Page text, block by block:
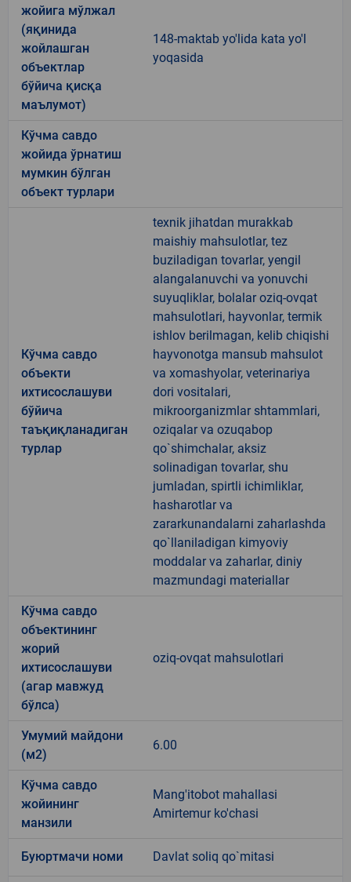
жойига мўлжал
(яқинида
жойлашган
объектлар
бўйича қисқа
маълумот)
148-maktab yo'lida kata yo'l
yoqasida
Кўчма савдо
жойида ўрнатиш
мумкин бўлган
объект турлари
Кўчма савдо
объекти
ихтисослашуви
бўйича
таъқиқланадиган
турлар
texnik jihatdan murakkab
maishiy mahsulotlar, tez
buziladigan tovarlar, yengil
alangalanuvchi va yonuvchi
suyuqliklar, bolalar oziq-ovqat
mahsulotlari, hayvonlar, termik
ishlov berilmagan, kelib chiqishi
hayvonotga mansub mahsulot
va xomashyolar, veterinariya
dori vositalari,
mikroorganizmlar shtammlari,
oziqalar va ozuqabop
qo`shimchalar, aksiz
solinadigan tovarlar, shu
jumladan, spirtli ichimliklar,
hasharotlar va
zararkunandalarni zaharlashda
qo`llaniladigan kimyoviy
moddalar va zaharlar, diniy
mazmundagi materiallar
Кўчма савдо
объектининг
жорий
ихтисослашуви
(агар мавжуд
бўлса)
oziq-ovqat mahsulotlari
Умумий майдони
(м2)
6.00
Кўчма савдо
жойининг
манзили
Mang'itobot mahallasi
Amirtemur ko'chasi
Буюртмачи номи Davlat soliq qo`mitasi